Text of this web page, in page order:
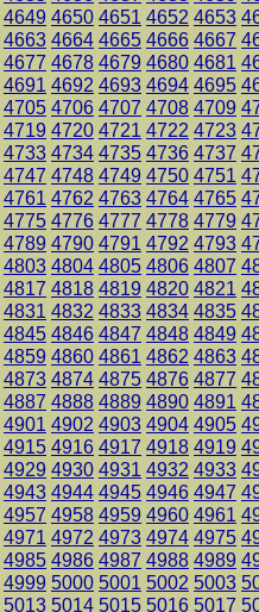
4649 4650 4651 4652 4653
4663 4664 4665 4666 4667
4677 4678 4679 4680 4681
4691 4692 4693 4694 4695
4705 4706 4707 4708 4709
4719 4720 4721 4722 4723
4733 4734 4735 4736 4737
4747 4748 4749 4750 4751
4761 4762 4763 4764 4765
4775 4776 4777 4778 4779
4789 4790 4791 4792 4793
4803 4804 4805 4806 4807
4817 4818 4819 4820 4821
4831 4832 4833 4834 4835
4845 4846 4847 4848 4849
4859 4860 4861 4862 4863
4873 4874 4875 4876 4877
4887 4888 4889 4890 4891
4901 4902 4903 4904 4905
4915 4916 4917 4918 4919
4929 4930 4931 4932 4933
4943 4944 4945 4946 4947
4957 4958 4959 4960 4961
4971 4972 4973 4974 4975
4985 4986 4987 4988 4989
4999 5000 5001 5002 5003
5013 5014 5015 5016 5017